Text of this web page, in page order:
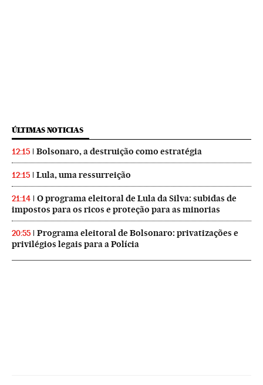
ÚLTIMAS NOTICIAS
12:15 Bolsonaro, a destruição como estratégia
12:15 Lula, uma ressurreição
21:14
O programa eleitoral de Lula da Silva: subidas de
impostos para os ricos e proteção para as minorias
20:55
Programa eleitoral de Bolsonaro: privatizações e
privilégios legais para a Polícia